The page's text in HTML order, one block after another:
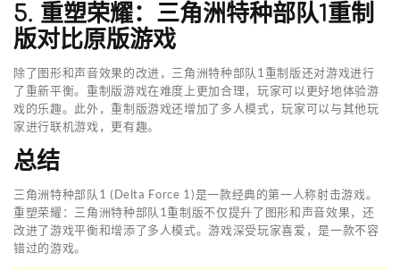
5. 重塑荣耀：三角洲特种部队1重制
版对比原版游戏
除了图形和声音效果的改进，三角洲特种部队1重制版还对游戏进行
了重新平衡。重制版游戏在难度上更加合理，玩家可以更好地体验游
戏的乐趣。此外，重制版游戏还增加了多人模式，玩家可以与其他玩
家进行联机游戏，更有趣。
总结
三角洲特种部队1 (Delta Force 1)是一款经典的第一人称射击游戏。
重塑荣耀：三角洲特种部队1重制版不仅提升了图形和声音效果，还
改进了游戏平衡和增添了多人模式。游戏深受玩家喜爱，是一款不容
错过的游戏。